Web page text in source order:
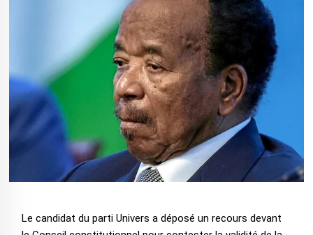
Le candidat du parti Univers a déposé un recours devant